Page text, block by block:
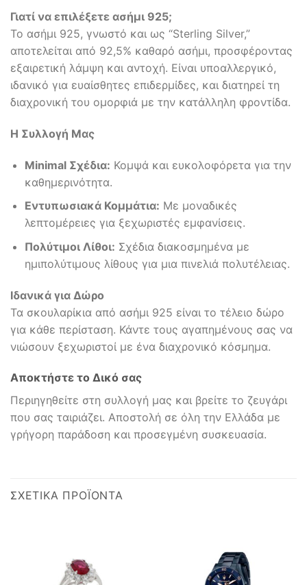
Γιατί να επιλέξετε ασήμι 925;
Το ασήμι 925, γνωστό και ως “Sterling Silver,”
αποτελείται από 92,5% καθαρό ασήμι, προσφέροντας
εξαιρετική λάμψη και αντοχή. Είναι υποαλλεργικό,
ιδανικό για ευαίσθητες επιδερμίδες, και διατηρεί τη
διαχρονική του ομορφιά με την κατάλληλη φροντίδα.
Η Συλλογή Μας
Minimal Σχέδια: Κομψά και ευκολοφόρετα για την
καθημερινότητα.
Εντυπωσιακά Κομμάτια: Με μοναδικές
λεπτομέρειες για ξεχωριστές εμφανίσεις.
Πολύτιμοι Λίθοι: Σχέδια διακοσμημένα με
ημιπολύτιμους λίθους για μια πινελιά πολυτέλειας.
Ιδανικά για Δώρο
Τα σκουλαρίκια από ασήμι 925 είναι το τέλειο δώρο
για κάθε περίσταση. Κάντε τους αγαπημένους σας να
νιώσουν ξεχωριστοί με ένα διαχρονικό κόσμημα.
Αποκτήστε το Δικό σας
Περιηγηθείτε στη συλλογή μας και βρείτε το ζευγάρι
που σας ταιριάζει. Αποστολή σε όλη την Ελλάδα με
γρήγορη παράδοση και προσεγμένη συσκευασία.
ΣΧΕΤΙΚΆ ΠΡΟΪΌΝΤΑ